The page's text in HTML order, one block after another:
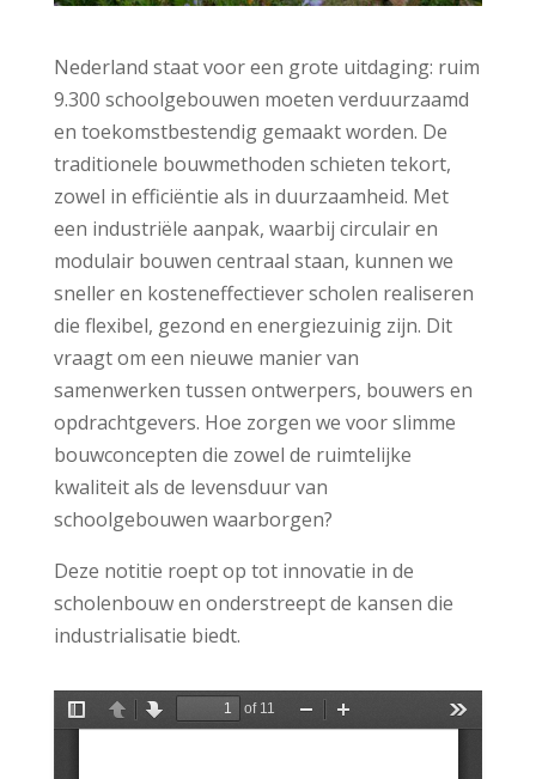
Nederland staat voor een grote uitdaging: ruim
9.300 schoolgebouwen moeten verduurzaamd
en toekomstbestendig gemaakt worden. De
traditionele bouwmethoden schieten tekort,
zowel in efficiëntie als in duurzaamheid. Met
een industriële aanpak, waarbij circulair en
modulair bouwen centraal staan, kunnen we
sneller en kosteneffectiever scholen realiseren
die flexibel, gezond en energiezuinig zijn. Dit
vraagt om een nieuwe manier van
samenwerken tussen ontwerpers, bouwers en
opdrachtgevers. Hoe zorgen we voor slimme
bouwconcepten die zowel de ruimtelijke
kwaliteit als de levensduur van
schoolgebouwen waarborgen?
Deze notitie roept op tot innovatie in de
scholenbouw en onderstreept de kansen die
industrialisatie biedt.